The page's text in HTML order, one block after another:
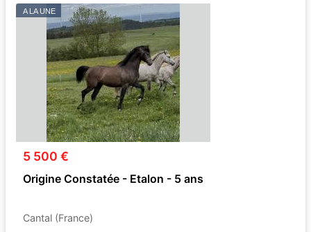
A LA UNE
5 500 €
Origine Constatée - Etalon - 5 ans
Cantal (France)